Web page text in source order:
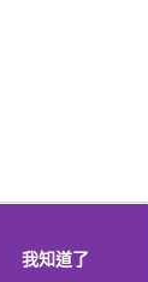
官方
我知道了